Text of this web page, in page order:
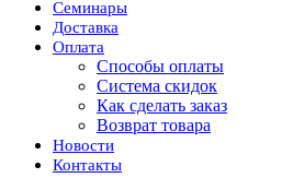
Семинары
Доставка
Оплата
Способы оплаты
Система скидок
Как сделать заказ
Возврат товара
Новости
Контакты